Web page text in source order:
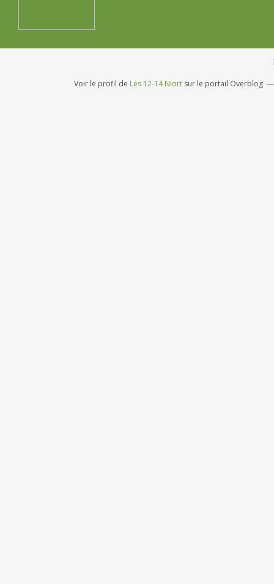
Voir le profil de Les 12-14 Niort sur le portail Overblog